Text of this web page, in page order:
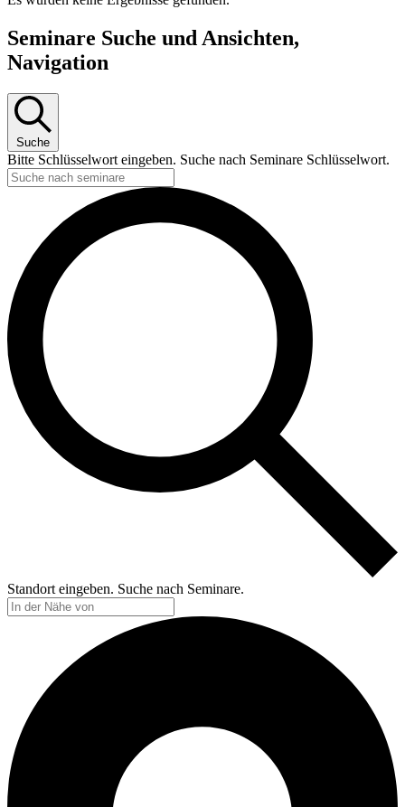
Seminare Suche und Ansichten,
Navigation
Suche
Bitte Schlüsselwort eingeben. Suche nach Seminare Schlüsselwort.
Standort eingeben. Suche nach Seminare.